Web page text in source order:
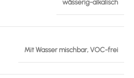
wässerig-alkalisch
Mit Wasser mischbar, VOC-frei